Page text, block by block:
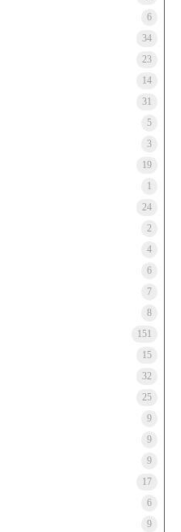
6
34
23
14
31
5
3
19
1
24
2
4
6
7
8
151
15
32
25
9
9
9
17
6
9